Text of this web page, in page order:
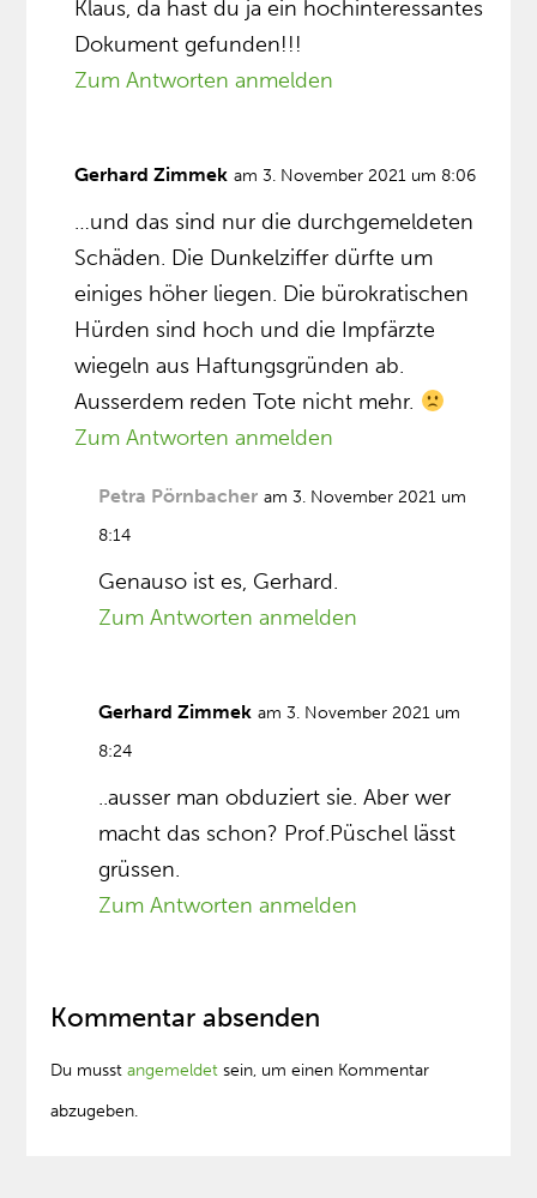
Klaus, da hast du ja ein hochinteressantes
Dokument gefunden!!!
Zum Antworten anmelden
Gerhard Zimmek am 3. November 2021 um 8:06
…und das sind nur die durchgemeldeten
Schäden. Die Dunkelziffer dürfte um
einiges höher liegen. Die bürokratischen
Hürden sind hoch und die Impfärzte
wiegeln aus Haftungsgründen ab.
Ausserdem reden Tote nicht mehr.
Zum Antworten anmelden
Petra Pörnbacher am 3. November 2021 um
8:14
Genauso ist es, Gerhard.
Zum Antworten anmelden
Gerhard Zimmek am 3. November 2021 um
8:24
..ausser man obduziert sie. Aber wer
macht das schon? Prof.Püschel lässt
grüssen.
Zum Antworten anmelden
Kommentar absenden
Du musstangemeldet sein, um einen Kommentar
abzugeben.